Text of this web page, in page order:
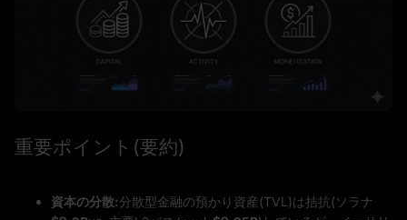
重要ポイント(要約)
資本の分散:分散型金融の預かり資産(TVL)は拮抗(ソラナ